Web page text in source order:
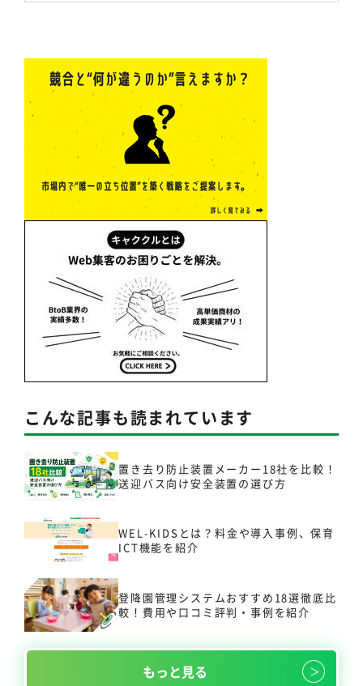
こんな記事も読まれています
置き去り防止装置メーカー18社を比較！
送迎バス向け安全装置の選び方
WEL-KIDSとは？料金や導入事例、保育
ICT機能を紹介
登降園管理システムおすすめ18選徹底比
較！費用や口コミ評判・事例を紹介
もっと見る